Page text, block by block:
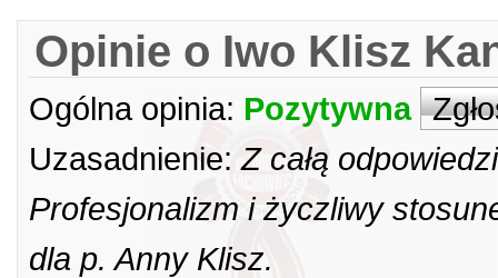
Opinie o Iwo Klisz
Ogólna opinia: Pozytywna
Uzasadnienie: Z całą
Profesjonalizm i życzliwy
dla p. Anny Klisz.